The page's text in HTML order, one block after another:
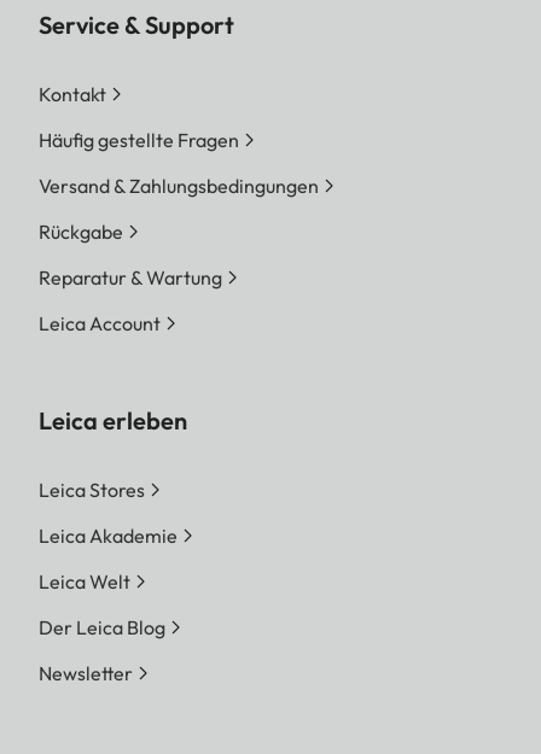
Service & Support
Kontakt
Häufig gestellte Fragen
Versand & Zahlungsbedingungen
Rückgabe
Reparatur & Wartung
Leica Account
Leica erleben
Leica Stores
Leica Akademie
Leica Welt
Der Leica Blog
Newsletter